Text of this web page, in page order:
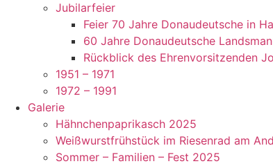
Jubilarfeier
Feier 70 Jahre Donaudeutsche in
60 Jahre Donaudeutsche
Rückblick des Ehrenvorsitzenden
1951 – 1971
1972 – 1991
Galerie
Hähnchenpaprikasch 2025
Weißwurstfrühstück im Riesenrad am
Sommer – Familien – Fest 2025